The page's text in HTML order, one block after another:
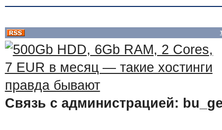
Связь с администрацией: